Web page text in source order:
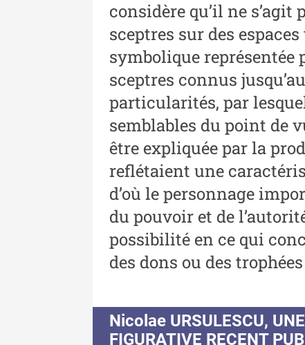
și Tehnicii ”Ștefan
- An XV / Nr. 15 / 2021
Buletinul Muzeului
și Tehnicii ”Ștefan
- An XIV / Nr. 14 / 2020
Buletinul Muzeului
și Tehnicii ”Ștefan
- An XII / Nr. 13 / 2019
Indexul Complet
Acta Pangratia
considère qu’il ne
sceptres sur des
symbolique représentée
sceptres connus
particularités, par
semblables du point de
être expliquée par la
reflétaient une
d’où le personnage
du pouvoir et de
possibilité en ce qui
des dons ou des
Nicolae URSULESCU,
FIGURATIVE RECENT